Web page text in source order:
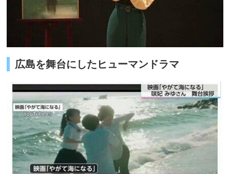
広島を舞台にしたヒューマンドラマ